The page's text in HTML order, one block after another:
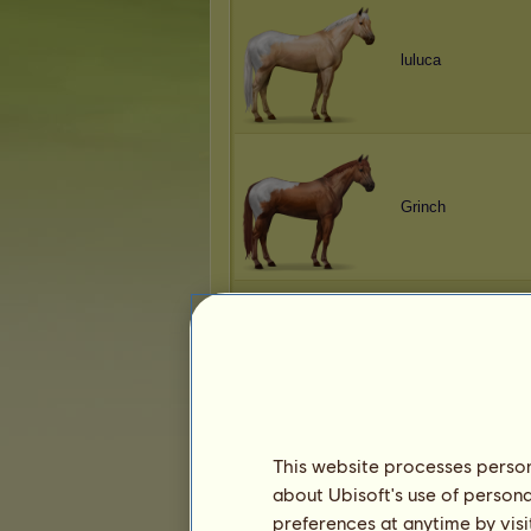
luluca
Grinch
djzuni
This website processes
about Ubisoft's use of
preferences at anytime by